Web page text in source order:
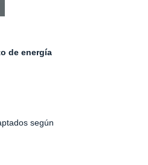
de energía
según